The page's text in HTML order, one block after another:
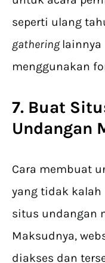
seperti ulang
gathering lainnya
menggunakan
7. Buat
Undangan
Cara membuat
yang tidak
situs undangan
Maksudnya,
diakses dan